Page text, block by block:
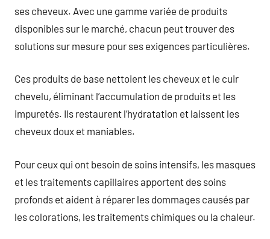
ses cheveux. Avec une gamme variée de produits
disponibles sur le marché, chacun peut trouver des
solutions sur mesure pour ses exigences particulières.
Ces produits de base nettoient les cheveux et le cuir
chevelu, éliminant l’accumulation de produits et les
impuretés. Ils restaurent l’hydratation et laissent les
cheveux doux et maniables.
Pour ceux qui ont besoin de soins intensifs, les masques
et les traitements capillaires apportent des soins
profonds et aident à réparer les dommages causés par
les colorations, les traitements chimiques ou la chaleur.